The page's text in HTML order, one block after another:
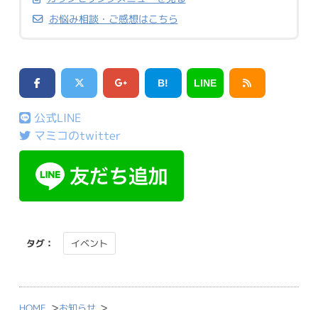
お悩み相談・ご感想はこちら
B! LINE
公式LINE
マミコのtwitter
タグ： イベント